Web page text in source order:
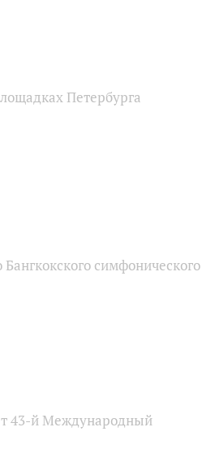
Петербурга
симфонического
43-й Международный